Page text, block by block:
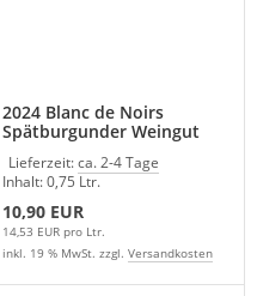
2024 Blanc de Noirs
Spätburgunder Weingut
Lieferzeit:ca. 2-4 Tage
Inhalt: 0,75 Ltr.
10,90 EUR
14,53 EUR pro Ltr.
inkl. 19 % MwSt. zzgl. Versandkosten